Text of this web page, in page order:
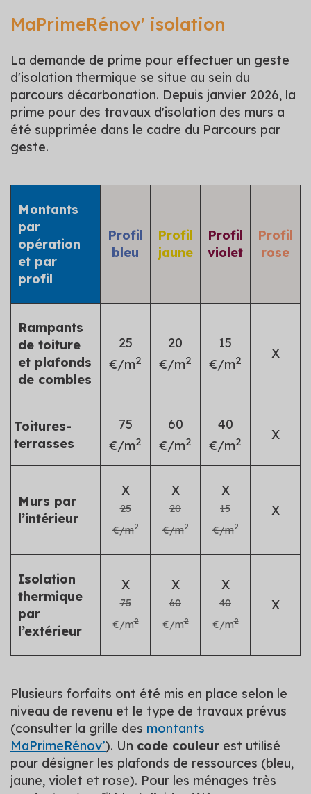
MaPrimeRénov' isolation
La demande de prime pour effectuer un geste
d'isolation thermique se situe au sein du
parcours décarbonation. Depuis janvier 2026, la
prime pour des travaux d'isolation des murs a
été supprimée dans le cadre du Parcours par
geste.
Montants
par
opération
et par
profil
Profil
bleu
Profil
jaune
Profil
violet
Profil
rose
Rampants
de toiture
et plafonds
de combles
25
€/m2
20
€/m2
15
€/m2 X
Toitures-
terrasses
75
€/m2
60
€/m2
40
€/m2 X
Murs par
l’intérieur
X
25
€/m2
X
20
€/m2
X
15
€/m2
X
Isolation
thermique
par
l’extérieur
X
75
€/m2
X
60
€/m2
X
40
€/m2
X
Plusieurs forfaits ont été mis en place selon le
niveau de revenu et le type de travaux prévus
(consulter la grille des montants
MaPrimeRénov’). Un code couleur est utilisé
pour désigner les plafonds de ressources (bleu,
jaune, violet et rose). Pour les ménages très